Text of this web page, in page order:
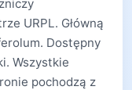
URPL. Główną
Dostępny
Wszystkie
pochodzą z